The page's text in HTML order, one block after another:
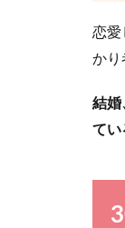
恋愛
かり
結婚
てい